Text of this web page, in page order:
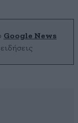
Google News